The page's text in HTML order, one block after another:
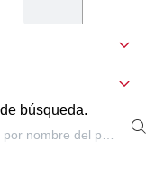
búsqueda.